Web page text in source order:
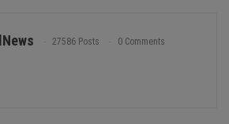
27586 Posts 0 Comments